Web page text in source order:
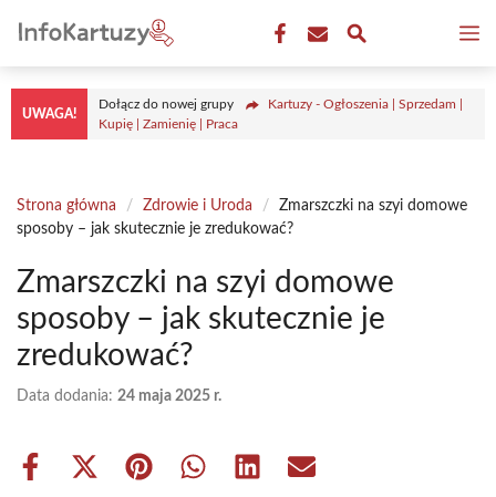
treści
UWAGA!
Dołącz do nowej grupy
Kartuzy - Ogłoszenia | Sprzedam |
Kupię | Zamienię | Praca
Strona główna / Zdrowie i Uroda /
Zmarszczki na szyi domowe
sposoby – jak skutecznie je zredukować?
Zmarszczki na szyi domowe
sposoby – jak skutecznie je
zredukować?
Data dodania: 24 maja 2025 r.
Share
Share Share Share Share Share